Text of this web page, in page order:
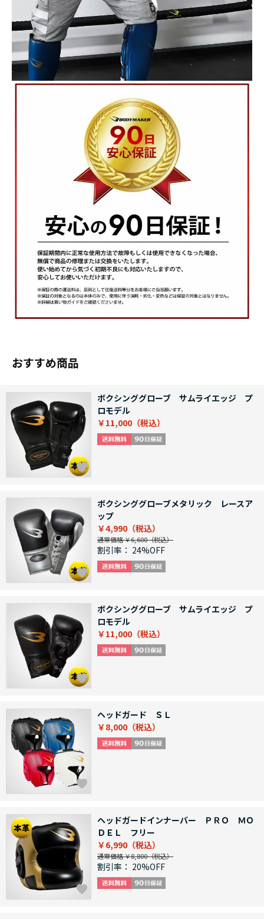
おすすめ商品
ボクシンググローブ サムライエッジ プ
ロモデル
￥11,000
ボクシンググローブメタリック レースア
ップ
￥4,990
通常価格 ￥6,600
割引率： 24%OFF
ボクシンググローブ サムライエッジ プ
ロモデル
￥11,000
ヘッドガード ＳＬ
￥8,000
ヘッドガードインナーバー ＰＲＯ ＭＯ
ＤＥＬ フリー
￥6,990
通常価格 ￥8,800
割引率： 20%OFF